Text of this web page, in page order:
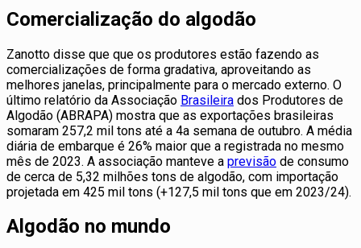
Comercialização do algodão
Zanotto disse que que os produtores estão fazendo as
comercializações de forma gradativa, aproveitando as
melhores janelas, principalmente para o mercado externo. O
último relatório da Associação Brasileira dos Produtores de
Algodão (ABRAPA) mostra que as exportações brasileiras
somaram 257,2 mil tons até a 4a semana de outubro. A média
diária de embarque é 26% maior que a registrada no mesmo
mês de 2023. A associação manteve a previsão de consumo
de cerca de 5,32 milhões tons de algodão, com importação
projetada em 425 mil tons (+127,5 mil tons que em 2023/24).
Algodão no mundo